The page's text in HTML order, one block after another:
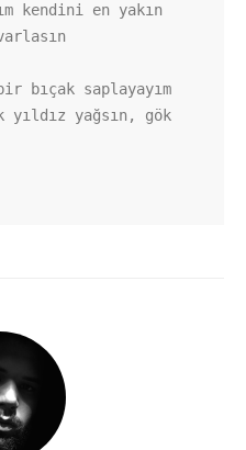
kendini en yakın
bıçak saplayayım
yıldız yağsın, gök